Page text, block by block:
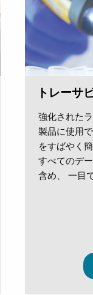
トレーサ
強化された
製品に使用
をすばやく
すべてのデ
含め、 一目